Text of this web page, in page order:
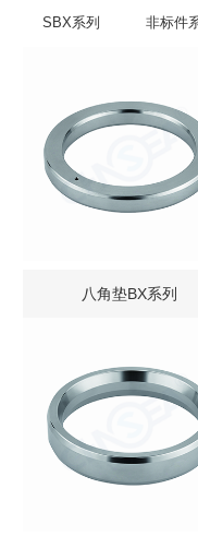
SBX系列 非标件
八角垫BX系列